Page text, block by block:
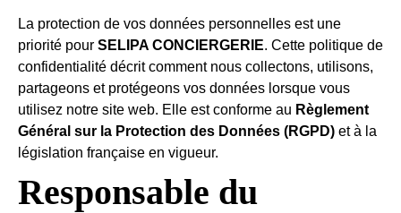
La protection de vos données personnelles est une
priorité pour SELIPA CONCIERGERIE. Cette politique de
confidentialité décrit comment nous collectons, utilisons,
partageons et protégeons vos données lorsque vous
utilisez notre site web. Elle est conforme au Règlement
Général sur la Protection des Données (RGPD) et à la
législation française en vigueur.
Responsable du